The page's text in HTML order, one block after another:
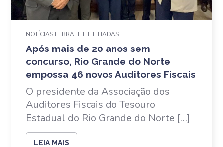
NOTÍCIAS FEBRAFITE E FILIADAS
Após mais de 20 anos sem
concurso, Rio Grande do Norte
empossa 46 novos Auditores Fiscais
O presidente da Associação dos
Auditores Fiscais do Tesouro
Estadual do Rio Grande do Norte […]
LEIA MAIS